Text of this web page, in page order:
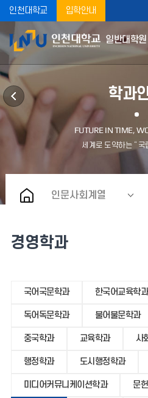
인천대학교 입학안내
일반대학원
학과
인문사회계열
경영학과
국어국문학과 한국어교육학과
독어독문학과 불어불문학과
중국학과 교육학과 사
행정학과 도시행정학과
미디어커뮤니케이션학과 문